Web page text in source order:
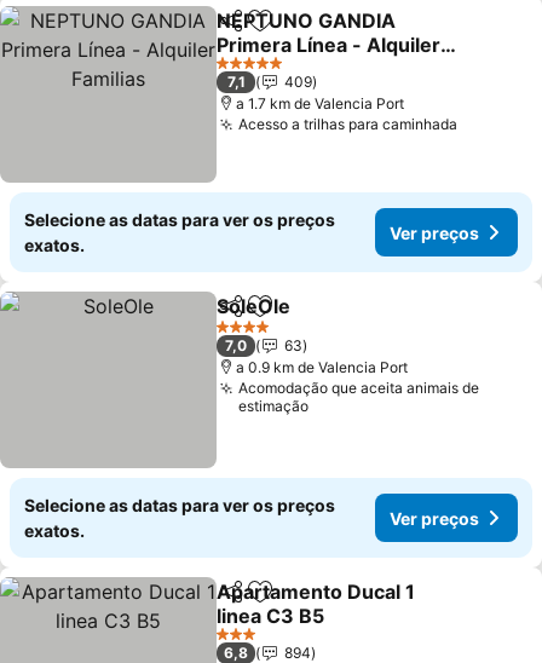
PartilharAdicionar aos favoritos
NEPTUNO GANDIA
Primera Línea - Alquiler
Familias
Ver preços
5 Estrelas
7,1
409
a 1.7 km de Valencia Port
Acesso a trilhas para caminhada
Selecione as datas para ver os preços
exatos.
Ver preços
PartilharAdicionar aos favoritos
SoleOle
4 Estrelas
7,0
63
a 0.9 km de Valencia Port
Acomodação que aceita animais de
estimação
Selecione as datas para ver os preços
exatos.
Ver preços
PartilharAdicionar aos favoritos
Apartamento Ducal 1
linea C3 B5
Ver preços
3 Estrelas
6,8
894